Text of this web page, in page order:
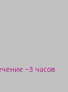
~3 часов